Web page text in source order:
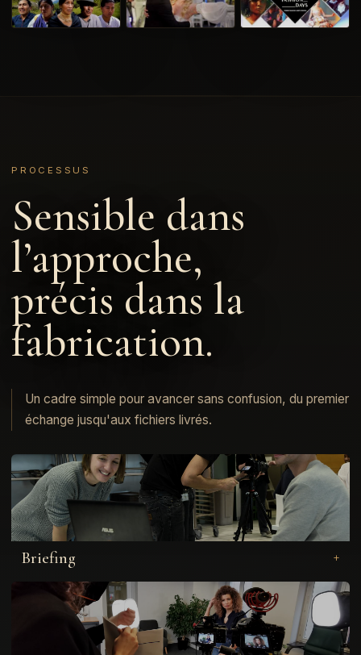
PROCESSUS
Sensible dans
l’approche,
précis dans la
fabrication.
Un cadre simple pour avancer sans confusion, du premier
échange jusqu'aux fichiers livrés.
Briefing